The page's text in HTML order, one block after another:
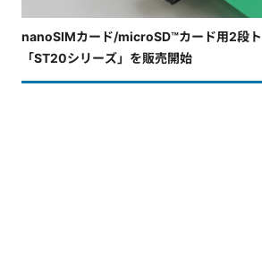
nanoSIMカード/microSD™カード用2段
「ST20シリーズ」を販売開始